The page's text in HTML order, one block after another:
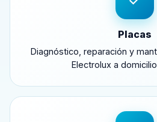
Placas
Diagnóstico, reparación y
Electrolux a